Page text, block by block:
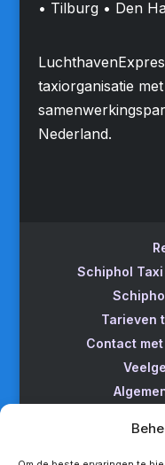
• Tilburg • Den
taxiorganisatie
Nederland.
Schiphol
Tarieven
Contact